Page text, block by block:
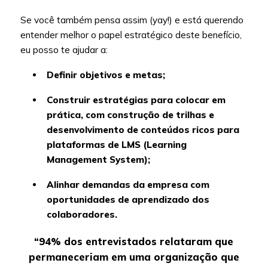
Se você também pensa assim (yay!) e está querendo
entender melhor o papel estratégico deste benefício,
eu posso te ajudar a:
Definir objetivos e metas;
Construir estratégias para colocar em
prática, com construção de trilhas e
desenvolvimento de conteúdos ricos para
plataformas de LMS (Learning
Management System);
Alinhar demandas da empresa com
oportunidades de aprendizado dos
colaboradores.
“94% dos entrevistados relataram que
permaneceriam em uma organização que